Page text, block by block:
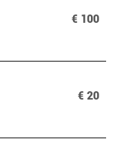
€ 100
€ 20